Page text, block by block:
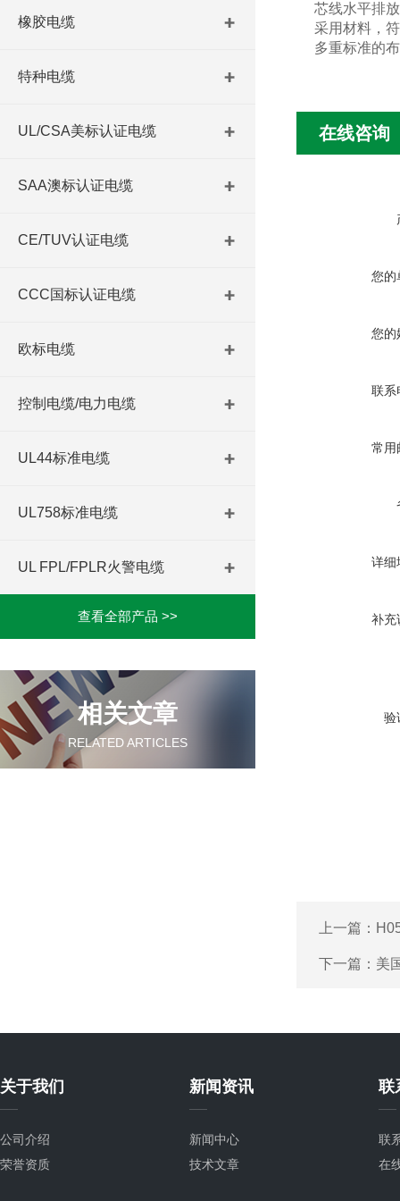
橡胶电缆
特种电缆
UL/CSA美标认证电缆
SAA澳标认证电缆
CE/TUV认证电缆
CCC国标认证电缆
欧标电缆
控制电缆/电力电缆
UL44标准电缆
UL758标准电缆
UL FPL/FPLR火警电缆
查看全部产品 >>
相关文章
RELATED ARTICLES
芯线水平排
采用材料，
多重标准的
在线咨询
您的
您的
联系
常用
详细
补充
验
上一篇：
下一篇： 美
关于我们
公司介绍
荣誉资质
新闻资讯
新闻中心
技术文章
联
联
在